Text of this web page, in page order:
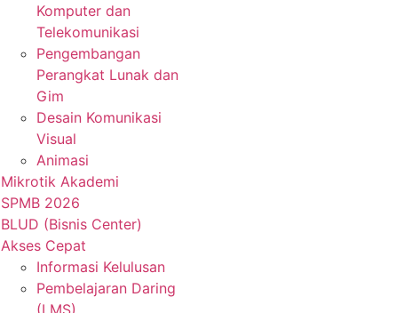
Komputer dan
Telekomunikasi
Pengembangan
Perangkat Lunak dan
Gim
Desain Komunikasi
Visual
Animasi
Mikrotik Akademi
SPMB 2026
BLUD (Bisnis Center)
Akses Cepat
Informasi Kelulusan
Pembelajaran Daring